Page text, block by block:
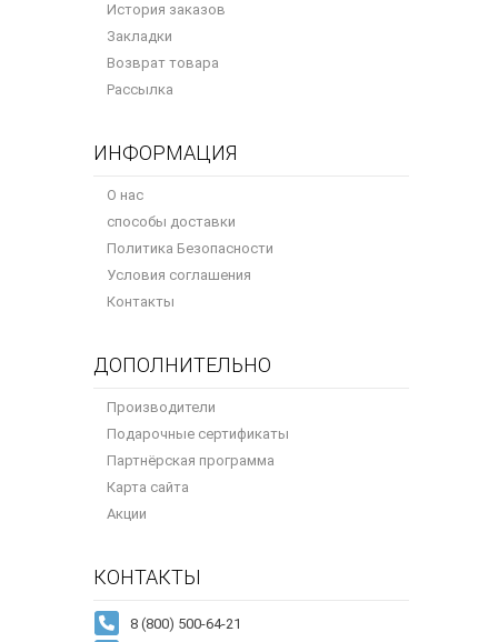
История заказов
Закладки
Возврат товара
Рассылка
ИНФОРМАЦИЯ
О нас
способы доставки
Политика Безопасности
Условия соглашения
Контакты
ДОПОЛНИТЕЛЬНО
Производители
Подарочные сертификаты
Партнёрская программа
Карта сайта
Акции
КОНТАКТЫ